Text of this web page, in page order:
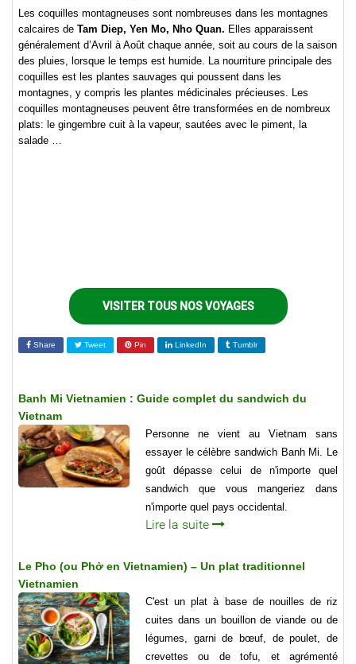
Les coquilles montagneuses sont nombreuses dans les montagnes
calcaires de Tam Diep, Yen Mo, Nho Quan. Elles apparaissent
généralement d’Avril à Août chaque année, soit au cours de la saison
des pluies, lorsque le temps est humide. La nourriture principale des
coquilles est les plantes sauvages qui poussent dans les
montagnes, y compris les plantes médicinales précieuses. Les
coquilles montagneuses peuvent être transformées en de nombreux
plats: le gingembre cuit à la vapeur, sautées avec le piment, la
salade …
VISITER TOUS NOS VOYAGES
Share Tweet Pin LinkedIn Tumblr
Banh Mi Vietnamien : Guide complet du sandwich du
Vietnam
Personne ne vient au Vietnam sans
essayer le célèbre sandwich Banh Mi. Le
goût dépasse celui de n'importe quel
sandwich que vous mangeriez dans
n'importe quel pays occidental.
Lire la suite
Le Pho (ou Phở en Vietnamien) – Un plat traditionnel
Vietnamien
C'est un plat à base de nouilles de riz
cuites dans un bouillon de viande ou de
légumes, garni de bœuf, de poulet, de
crevettes ou de tofu, et agrémenté